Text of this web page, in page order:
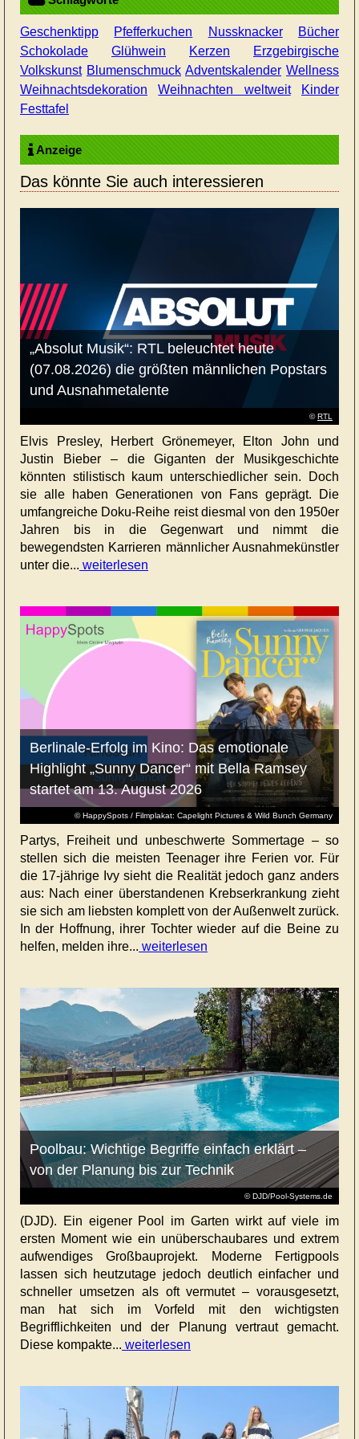
Geschenktipp Pfefferkuchen Nussknacker
Bücher
Schokolade
Glühwein Kerzen
Erzgebirgische
Volkskunst Blumenschmuck Adventskalender Wellness
Weihnachtsdekoration
Weihnachten weltweit
Kinder
Festtafel
Anzeige
Das könnte Sie auch interessieren
© RTL
„Absolut Musik“: RTL beleuchtet heute
(07.08.2026) die größten männlichen Popstars
und Ausnahmetalente
Elvis Presley, Herbert Grönemeyer, Elton John und
Justin Bieber – die Giganten der Musikgeschichte
könnten stilistisch kaum unterschiedlicher sein. Doch
sie alle haben Generationen von Fans geprägt. Die
umfangreiche Doku-Reihe reist diesmal von den 1950er
Jahren bis in die Gegenwart und nimmt die
bewegendsten Karrieren männlicher Ausnahmekünstler
unter die... weiterlesen
© HappySpots / Filmplakat: Capelight Pictures & Wild Bunch Germany
Berlinale-Erfolg im Kino: Das emotionale
Highlight „Sunny Dancer“ mit Bella Ramsey
startet am 13. August 2026
Partys, Freiheit und unbeschwerte Sommertage – so
stellen sich die meisten Teenager ihre Ferien vor. Für
die 17-jährige Ivy sieht die Realität jedoch ganz anders
aus: Nach einer überstandenen Krebserkrankung zieht
sie sich am liebsten komplett von der Außenwelt zurück.
In der Hoffnung, ihrer Tochter wieder auf die Beine zu
helfen, melden ihre... weiterlesen
© DJD/Pool-Systems.de
Poolbau: Wichtige Begriffe einfach erklärt –
von der Planung bis zur Technik
(DJD). Ein eigener Pool im Garten wirkt auf viele im
ersten Moment wie ein unüberschaubares und extrem
aufwendiges Großbauprojekt. Moderne Fertigpools
lassen sich heutzutage jedoch deutlich einfacher und
schneller umsetzen als oft vermutet – vorausgesetzt,
man hat sich im Vorfeld mit den wichtigsten
Begrifflichkeiten und der Planung vertraut gemacht.
Diese kompakte... weiterlesen